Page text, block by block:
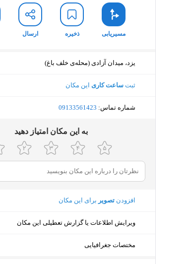
مسیریابی ذخیره ارسال
یزد، میدان آزادی (محله‌ی خلف باغ)
ثبت ساعت کاری این مکان
شماره تماس: ‎09133561423
ﺑﻪ اﯾﻦ ﻣﮑﺎن اﻣﺘﯿﺎز دﻫﯿﺪ
افزودن تصویر برای این مکان
ویرایش اطلاعات یا گزارش تعطیلی این مکان
مختصات جغرافیایی